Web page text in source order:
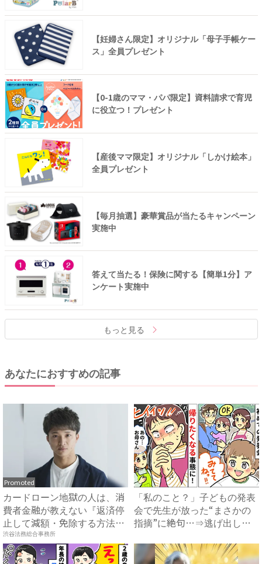
【妊婦さん限定】オリジナル「母子手帳ケー
ス」全員プレゼント
【0-1歳のママ・パパ限定】資料請求で育児
に役立つ！プレゼント
【産後ママ限定】オリジナル「しかけ絵本」
全員プレゼント
【毎月抽選】豪華賞品が当たるキャンペーン
実施中
答えて当たる！保険に関する【簡単1分】ア
ンケート実施中
もっと見る
あなたにおすすめの記事
Promoted
カードローン地獄の人は、消
費者金融が教えない『返済停
止して減額・免除する方法』
で...
渋谷法務総合事務所
「私のこと？」子どもの発表
会で先生が放った“まさかの
指摘”に絶句…⇒逃げ出した